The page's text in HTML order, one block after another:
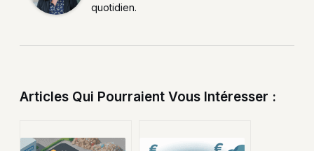
quotidien.
Articles Qui Pourraient Vous Intéresser :